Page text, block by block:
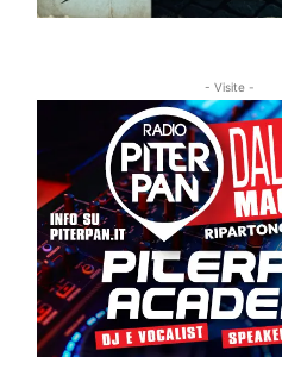
- Visite -